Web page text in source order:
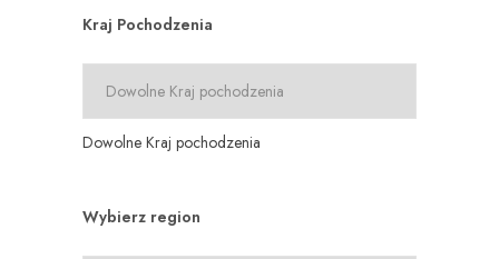
Kraj Pochodzenia
Dowolne Kraj pochodzenia
Wybierz region